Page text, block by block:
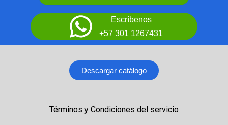
Escríbenos
+57 301 1267431
Descargar catálogo
Términos y Condiciones del servicio